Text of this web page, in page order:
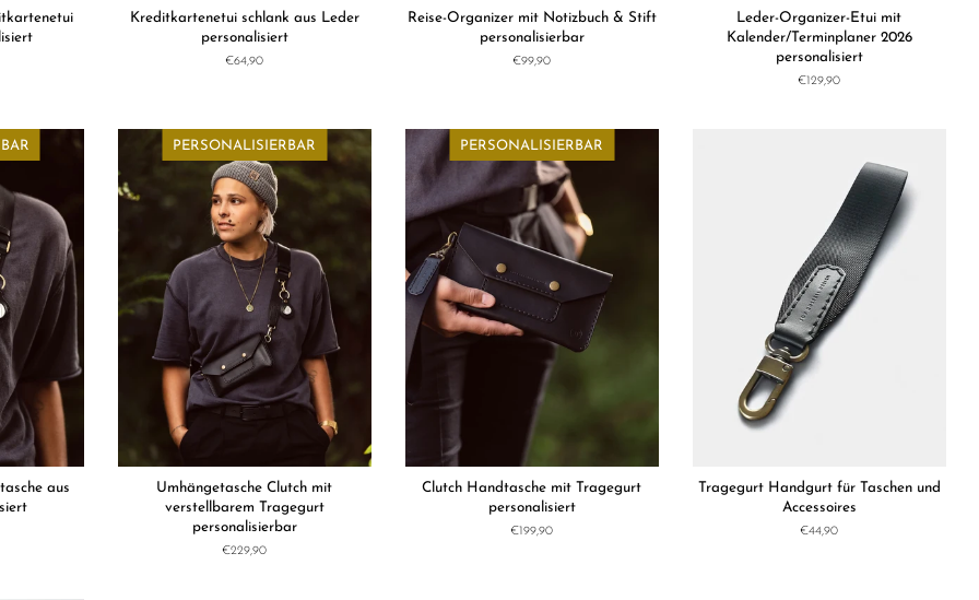
Kreditkartenetui schlank aus Leder
personalisiert
Normaler
€64,90
Reise-Organizer mit Notizbuch & Stift
personalisierbar
Normaler
€99,90
Leder-Organizer-Etui mit
Kalender/Terminplaner 2026
personalisiert
Normaler
€129,90
aus
PERSONALISIERBAR
Umhängetasche Clutch mit
verstellbarem Tragegurt
personalisierbar
Normaler
€229,90
PERSONALISIERBAR
Clutch Handtasche mit Tragegurt
personalisiert
Normaler
€199,90
Tragegurt Handgurt für Taschen und
Accessoires
Normaler
€44,90